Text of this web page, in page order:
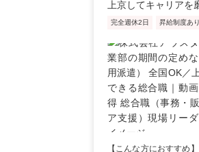
上京してキャリア
完全週休2日 昇給制度あり
【こんな方におすすめ